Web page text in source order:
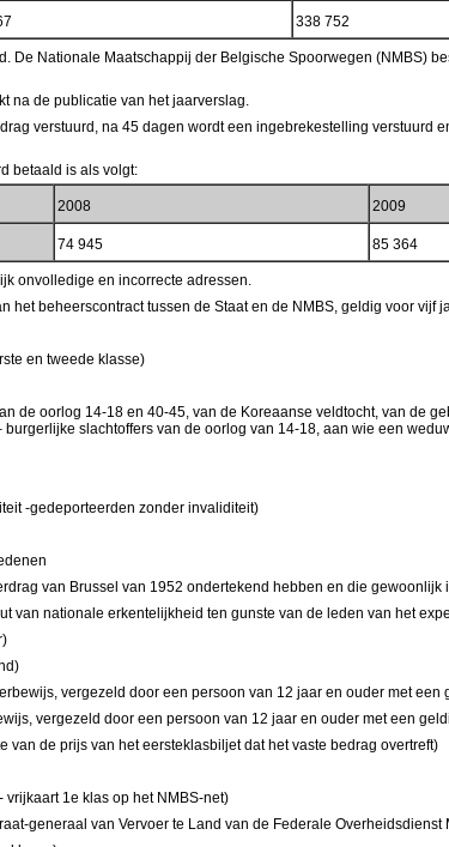
338 752
Nationale Maatschappij der Belgische Spoorwegen (NMBS)
na de publicatie van het jaarverslag.
verstuurd, na 45 dagen wordt een ingebrekestelling verstuurd
betaald is als volgt:
2008 2009
74 945 85 364
onvolledige en incorrecte adressen.
beheerscontract tussen de Staat en de NMBS, geldig voor vijf
en tweede klasse)
de oorlog 14-18 en 40-45, van de Koreaanse veldtocht, van de
burgerlijke slachtoffers van de oorlog van 14-18, aan wie een
-gedeporteerden zonder invaliditeit)
van Brussel van 1952 ondertekend hebben en die gewoonlijk
van nationale erkentelijkheid ten gunste van de leden van het
vergezeld door een persoon van 12 jaar en ouder met een
vergezeld door een persoon van 12 jaar en ouder met een
van de prijs van het eersteklasbiljet dat het vaste bedrag overtreft)
vrijkaart 1e klas op het NMBS-net)
generaal van Vervoer te Land van de Federale